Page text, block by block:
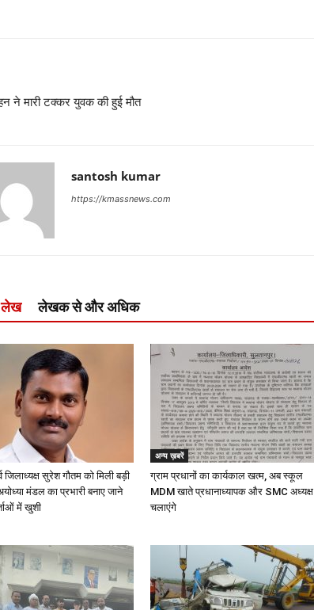
ने मारी टक्कर युवक की हुई मौत
santosh kumar
https://kmassnews.com
लेख लेखक से और अधिक
जिलाध्यक्ष सुरेश गौतम को मिली बड़ी
मंडल का प्रभारी बनाए जाने
में खुशी
अन्य ख़बरें
ग्राम प्रधानों का कार्यकाल खत्म, अब स्कूल
MDM खाते प्रधानाध्यापक और SMC अध्यक्ष
चलाएंगे